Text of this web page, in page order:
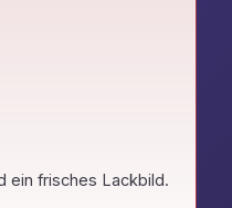
ein frisches Lackbild.